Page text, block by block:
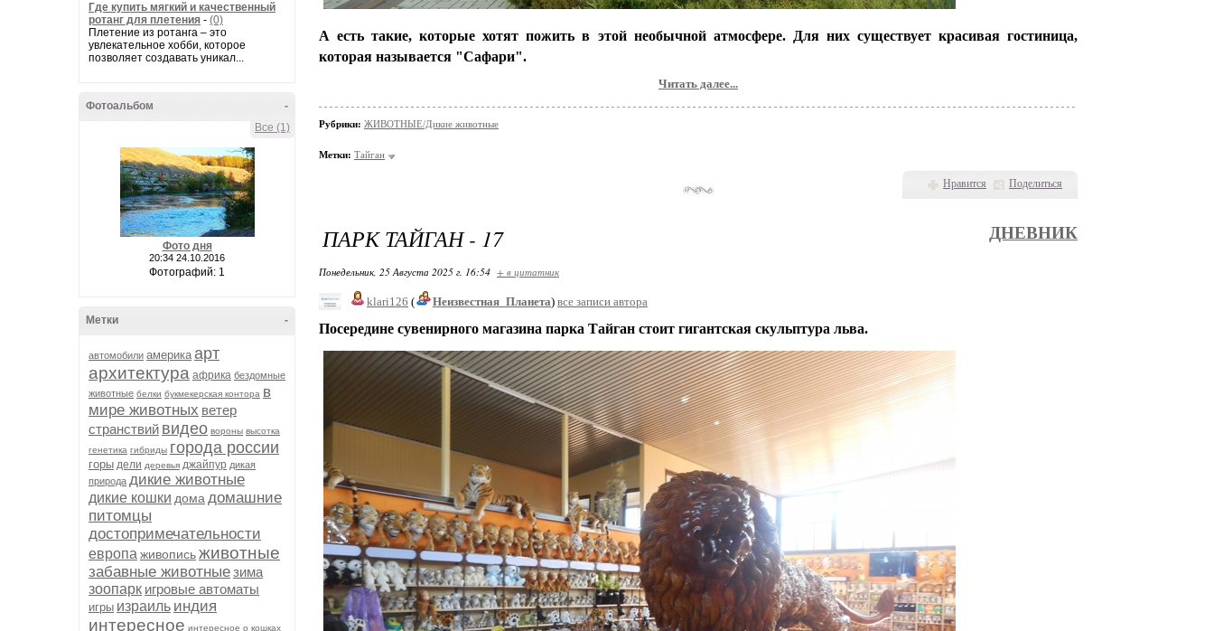
Где купить мягкий и качественный
ротанг для плетения - (0)
Плетение из ротанга – это
увлекательное хобби, которое
позволяет создавать уникал...
-
Фотоальбом
Все (1)
Фото дня
20:34 24.10.2016
Фотографий: 1
-
Метки
автомобили америка арт
архитектура африка бездомные
животные белки букмекерская контора в
мире животных ветер
странствий видео вороны высотка
генетика гибриды города россии
горы дели деревья джайпур дикая
природа дикие животные
дикие кошки дома домашние
питомцы
достопримечательности
европа живописьживотные
забавные животныезима
зоопарк игровые автоматы
игры израиль индия
интересное интересное о кошках
Нравится Поделиться
А есть такие, которые хотят пожить в этой необычной атмосфере. Для них существует красивая гостиница,
которая называется "Сафари".
Читать далее...
Рубрики: ЖИВОТНЫЕ/Дикие животные
Метки: Тайган
ПАРК ТАЙГАН - 17 ДНЕВНИК
Понедельник, 25 Августа 2025 г. 16:54 + в цитатник
klari126 ( Неизвестная_Планета) все записи автора
Посередине сувенирного магазина парка Тайган стоит гигантская скульптура льва.